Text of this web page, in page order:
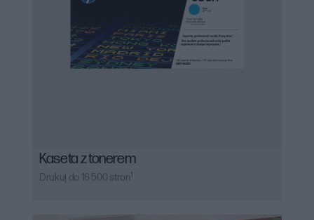
Kaseta z tonerem
Drukuj do 16 500 stron